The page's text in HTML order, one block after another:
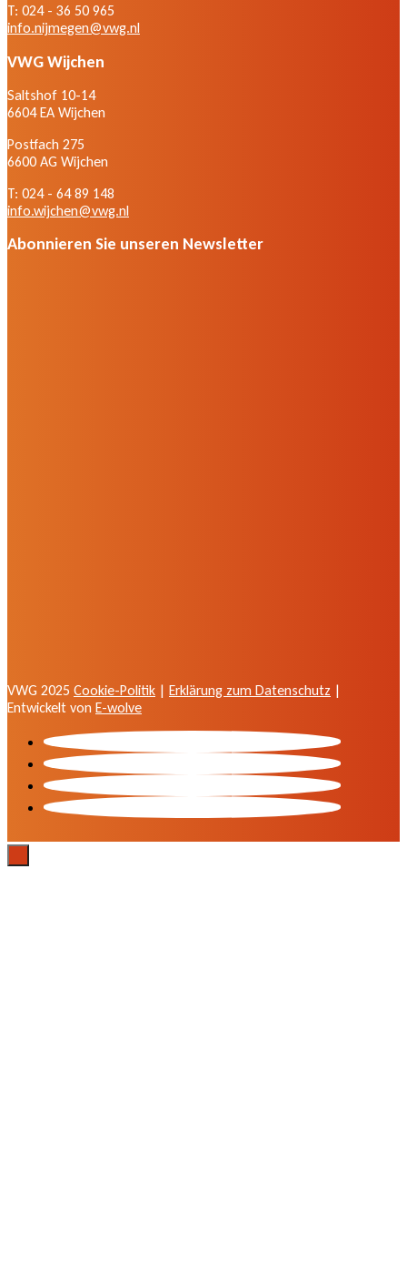
T: 024 - 36 50 965
info.nijmegen@vwg.nl
VWG Wijchen
Saltshof 10-14
6604 EA Wijchen
Postfach 275
6600 AG Wijchen
T: 024 - 64 89 148
info.wijchen@vwg.nl
Abonnieren Sie unseren Newsletter
VWG 2025 Cookie-Politik | Erklärung zum Datenschutz |
Entwickelt von E-wolve